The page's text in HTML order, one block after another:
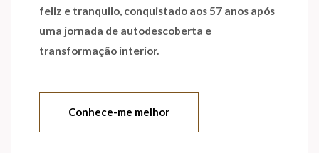
feliz e tranquilo, conquistado aos 57 anos após
uma jornada de autodescoberta e
transformação interior.
Conhece-me melhor